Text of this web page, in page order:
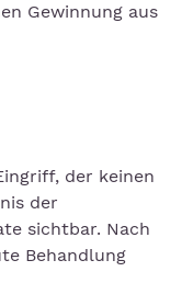
Gewinnung aus
der keinen
der
sichtbar. Nach
Behandlung